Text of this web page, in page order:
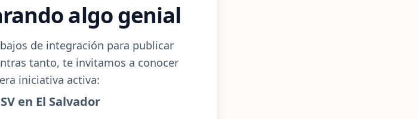
algo genial
de integración para publicar
tanto, te invitamos a conocer
iniciativa activa:
en El Salvador